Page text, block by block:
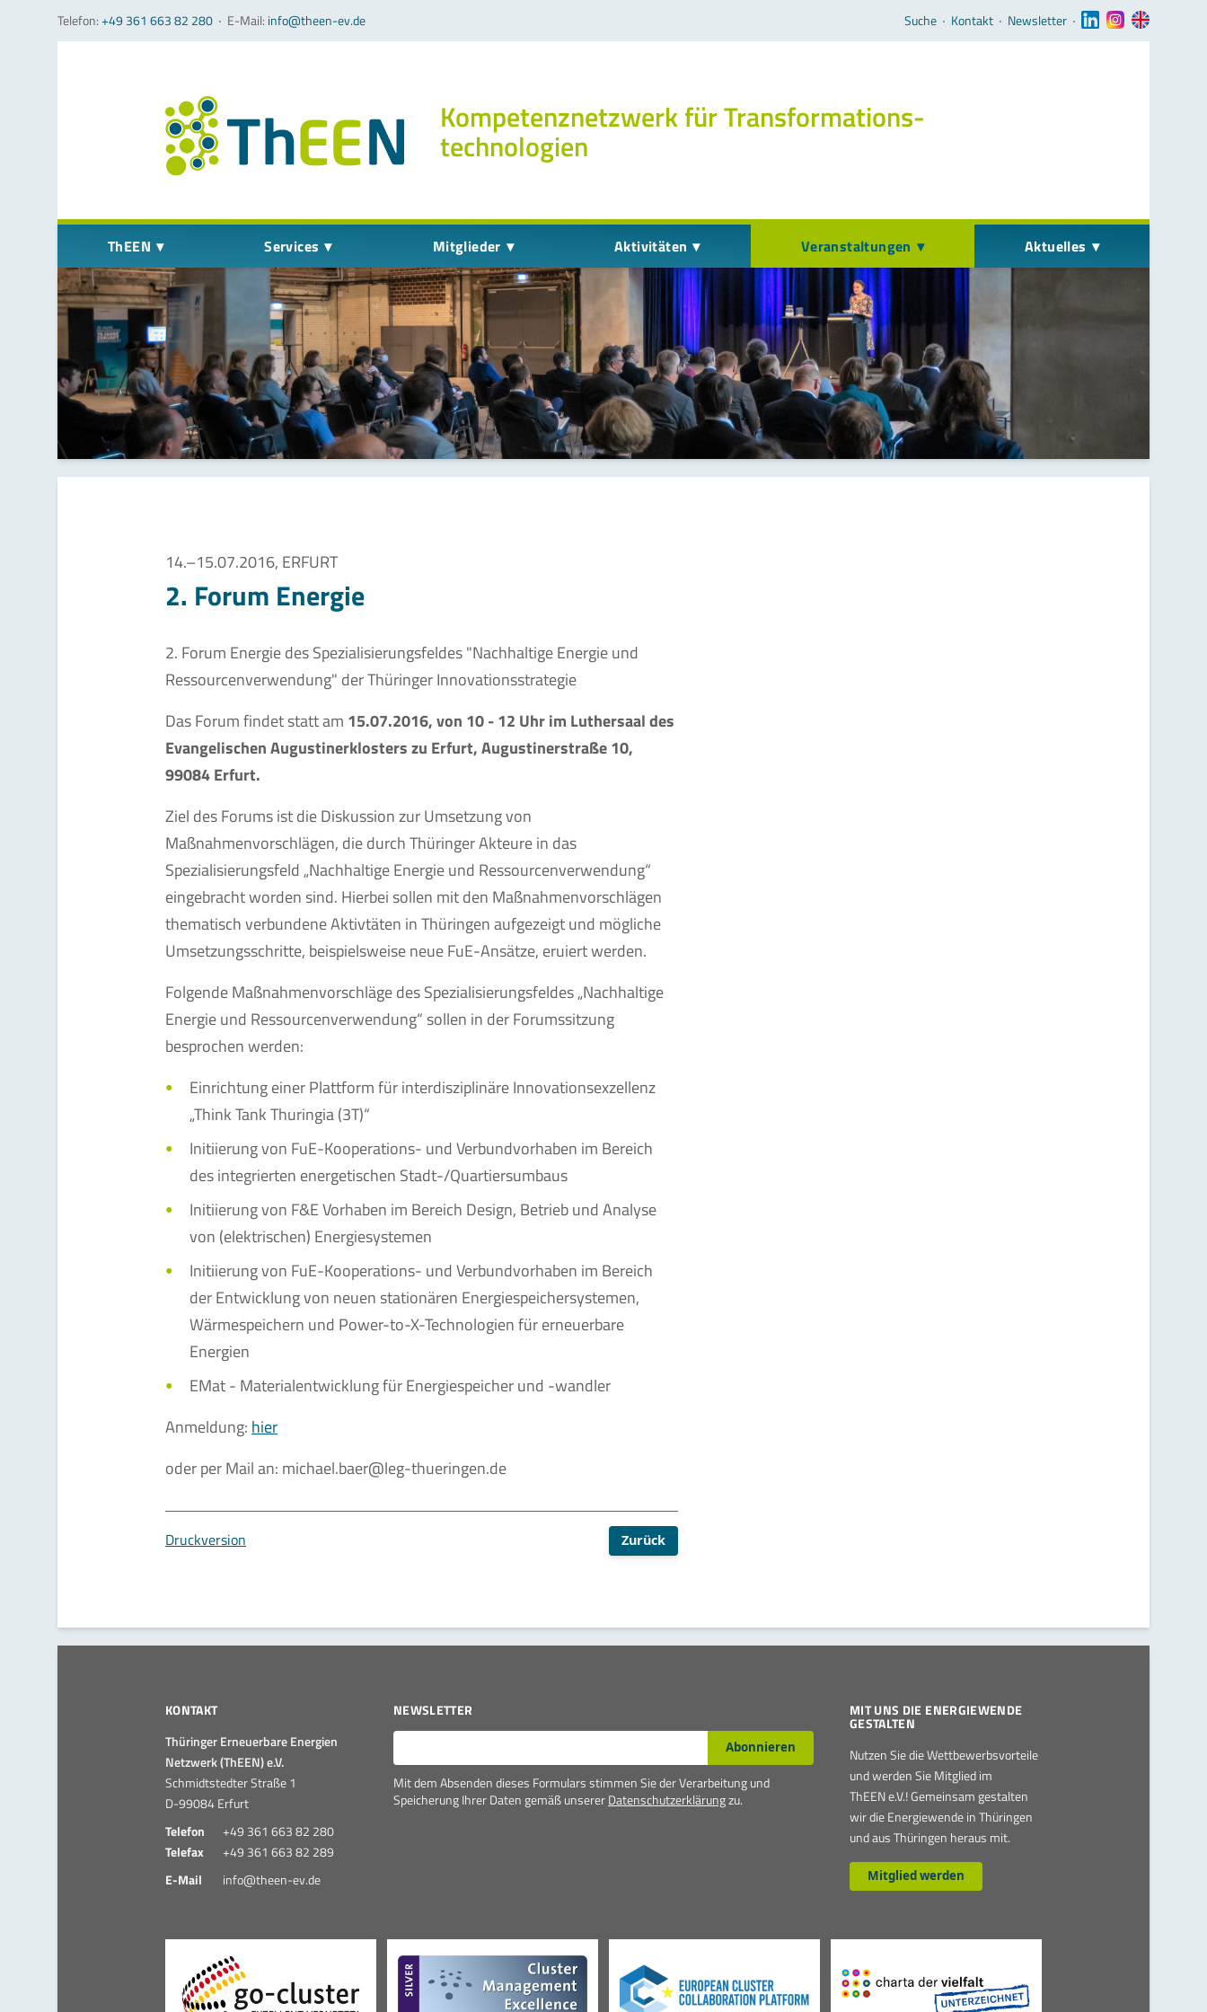
Telefon:+49 361 663 82 280 ‧ E-Mail: info@theen-ev.de Navigation überspringen
Suche ‧ Kontakt ‧ Newsletter ‧
Kompetenz­netzwerk für Transformations­
technologien
Navigation überspringen
ThEEN Services Mitglieder Aktivitäten Veranstaltungen Aktuelles
14.–15.07.2016, ERFURT
2. Forum Energie
2. Forum Energie des Spezialisierungsfeldes "Nachhaltige Energie und
Ressourcenverwendung" der Thüringer Innovationsstrategie
Das Forum findet statt am 15.07.2016, von 10 - 12 Uhr im Luthersaal des
Evangelischen Augustinerklosters zu Erfurt, Augustinerstraße 10,
99084 Erfurt.
Ziel des Forums ist die Diskussion zur Umsetzung von
Maßnahmenvorschlägen, die durch Thüringer Akteure in das
Spezialisierungsfeld „Nachhaltige Energie und Ressourcenverwendung“
eingebracht worden sind. Hierbei sollen mit den Maßnahmenvorschlägen
thematisch verbundene Aktivtäten in Thüringen aufgezeigt und mögliche
Umsetzungsschritte, beispielsweise neue FuE-Ansätze, eruiert werden.
Folgende Maßnahmenvorschläge des Spezialisierungsfeldes „Nachhaltige
Energie und Ressourcenverwendung“ sollen in der Forumssitzung
besprochen werden:
Einrichtung einer Plattform für interdisziplinäre Innovationsexzellenz
„Think Tank Thuringia (3T)“
Initiierung von FuE-Kooperations- und Verbundvorhaben im Bereich
des integrierten energetischen Stadt-/Quartiersumbaus
Initiierung von F&E Vorhaben im Bereich Design, Betrieb und Analyse
von (elektrischen) Energiesystemen
Initiierung von FuE-Kooperations- und Verbundvorhaben im Bereich
der Entwicklung von neuen stationären Energiespeichersystemen,
Wärmespeichern und Power-to-X-Technologien für erneuerbare
Energien
EMat - Materialentwicklung für Energiespeicher und -wandler
Anmeldung: hier
oder per Mail an: michael.baer@leg-thueringen.de
Druckversion Zurück
KONTAKT
Thüringer Erneuerbare Energien
Netzwerk (ThEEN) e.V.
Schmidtstedter Straße 1
D-99084 Erfurt
Telefon
+49 361 663 82 280
Telefax
+49 361 663 82 289
E-Mail
info@theen-ev.de
NEWSLETTER
E-Mail* Abonnieren
Mit dem Absenden dieses Formulars stimmen Sie der Verarbeitung und
Speicherung Ihrer Daten gemäß unsererDatenschutzerklärungzu.
MIT UNS DIE ENERGIEWENDE
GESTALTEN
Nutzen Sie die Wettbewerbsvorteile
und werden Sie Mitglied im
ThEEN e.V.! Gemeinsam gestalten
wir die Energiewende in Thüringen
und aus Thüringen heraus mit.
Mitglied werden